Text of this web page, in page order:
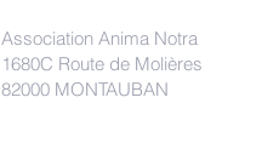
Association Anima Notra
1680C Route de Molières
82000 MONTAUBAN